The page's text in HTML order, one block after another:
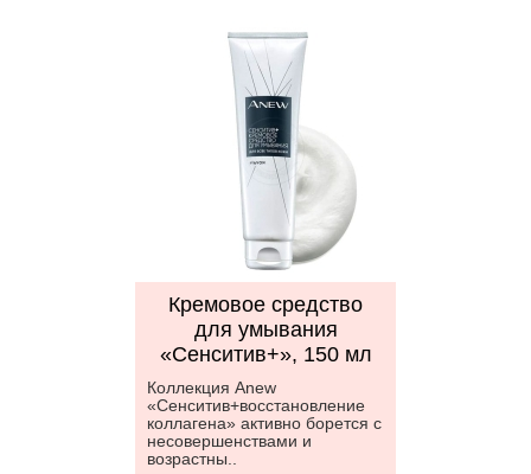
Кремовое средство
для умывания
«Сенситив+», 150 мл
Коллекция Anew
«Сенситив+восстановление
коллагена» активно борется с
несовершенствами и
возрастны..